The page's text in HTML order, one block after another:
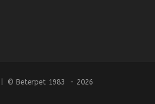
| © Beterpet 1983 - 2026